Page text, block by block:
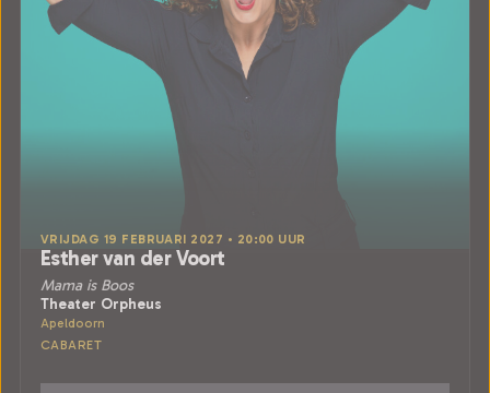
VRIJDAG 19 FEBRUARI 2027 • 20:00 UUR
Esther van der Voort
Mama is Boos
Theater Orpheus
Apeldoorn
CABARET